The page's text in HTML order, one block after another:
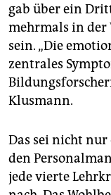
gab über ein
mehrmals in der
sein. „Die
zentrales
Klusmann.
Das sei nicht
den
jede vierte